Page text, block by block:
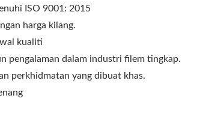
ISO 9001: 2015
harga kilang.
kualiti
pengalaman dalam industri filem tingkap.
perkhidmatan yang dibuat khas.